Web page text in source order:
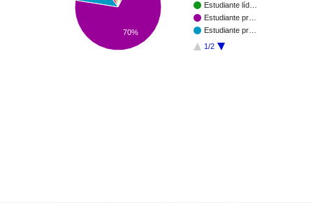
Estudiante líd…
Estudiante pr…
Estudiante pr…
1/2
70%